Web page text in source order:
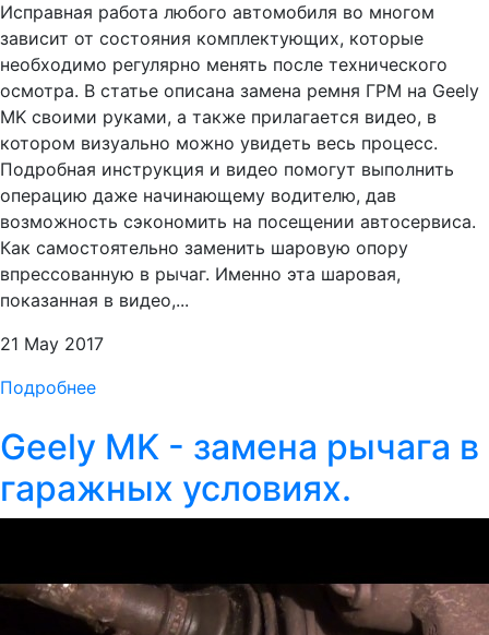
Исправная работа любого автомобиля во многом
зависит от состояния комплектующих, которые
необходимо регулярно менять после технического
осмотра. В статье описана замена ремня ГРМ на Geely
MK своими руками, а также прилагается видео, в
котором визуально можно увидеть весь процесс.
Подробная инструкция и видео помогут выполнить
операцию даже начинающему водителю, дав
возможность сэкономить на посещении автосервиса.
Как самостоятельно заменить шаровую опору
впрессованную в рычаг. Именно эта шаровая,
показанная в видео,...
21 May 2017
Подробнее
Geely MK - замена рычага в
гаражных условиях.